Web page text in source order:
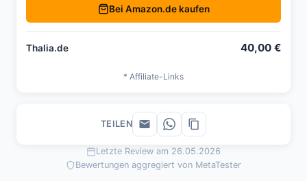
Letzte Review am 26.05.2026
Bewertungen aggregiert von MetaTester
Bei Amazon.de kaufen
Thalia.de 40,00 €
* Affiliate-Links
TEILEN